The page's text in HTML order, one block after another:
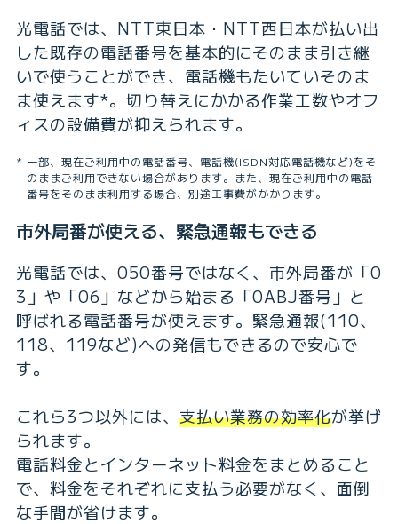
光電話では、NTT東日本・NTT西日本が払い出
した既存の電話番号を基本的にそのまま引き継
いで使うことができ、電話機もたいていそのま
ま使えます*。切り替えにかかる作業工数やオフ
ィスの設備費が抑えられます。
一部、現在ご利用中の電話番号、電話機(ISDN対応電話機など)をそ
のままご利用できない場合があります。また、現在ご利用中の電話
番号をそのまま利用する場合、別途工事費がかかります。
市外局番が使える、緊急通報もできる
光電話では、050番号ではなく、市外局番が「0
3」や「06」などから始まる「0ABJ番号」と
呼ばれる電話番号が使えます。緊急通報(110、
118、119など)への発信もできるので安心で
す。
これら3つ以外には、 支払い業務の効率化が挙げ
られます。
電話料金とインターネット料金をまとめること
で、料金をそれぞれに支払う必要がなく、面倒
な手間が省けます。